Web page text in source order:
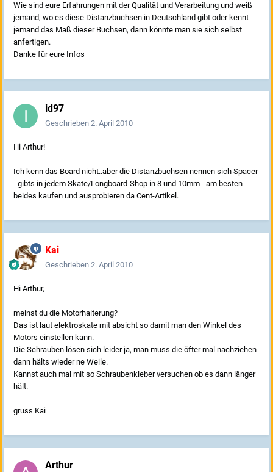
Wie sind eure Erfahrungen mit der Qualität und Verarbeitung und weiß
jemand, wo es diese Distanzbuchsen in Deutschland gibt oder kennt
jemand das Maß dieser Buchsen, dann könnte man sie sich selbst
anfertigen.
Danke für eure Infos
id97
Geschrieben 2. April 2010
Hi Arthur!
Ich kenn das Board nicht..aber die Distanzbuchsen nennen sich Spacer
- gibts in jedem Skate/Longboard-Shop in 8 und 10mm - am besten
beides kaufen und ausprobieren da Cent-Artikel.
Kai
Geschrieben 2. April 2010
Hi Arthur,
meinst du die Motorhalterung?
Das ist laut elektroskate mit absicht so damit man den Winkel des
Motors einstellen kann.
Die Schrauben lösen sich leider ja, man muss die öfter mal nachziehen
dann hälts wieder ne Weile.
Kannst auch mal mit so Schraubenkleber versuchen ob es dann länger
hält.
gruss Kai
Arthur